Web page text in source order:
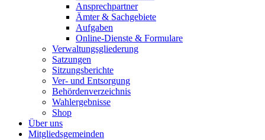
Ansprechpartner
Ämter & Sachgebiete
Aufgaben
Online-Dienste & Formulare
Verwaltungsgliederung
Satzungen
Sitzungsberichte
Ver- und Entsorgung
Behördenverzeichnis
Wahlergebnisse
Shop
Über uns
Mitgliedsgemeinden